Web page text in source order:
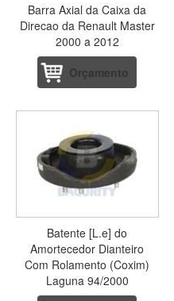
Barra Axial da Caixa da
Direcao da Renault Master
2000 a 2012
Orçamento
Batente [L.e] do
Amortecedor Dianteiro
Com Rolamento (Coxim)
Laguna 94/2000